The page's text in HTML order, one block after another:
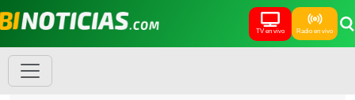
TV en vivo Radio en vivo